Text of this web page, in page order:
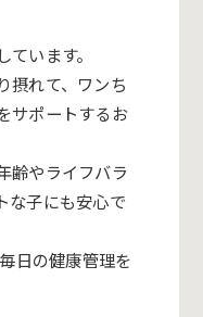
います。
摂れて、ワンち
サポートするお
齢やライフバラ
な子にも安心で
日の健康管理を